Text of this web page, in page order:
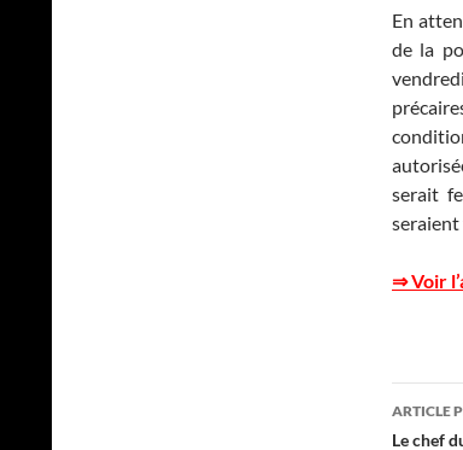
En
de la
serait
seraient
⇒ Voir
ARTICLE
Le chef